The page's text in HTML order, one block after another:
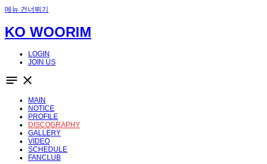
메뉴 건너뛰기
KO WOORIM
LOGIN
JOIN US
notes close
MAIN
NOTICE
PROFILE
DISCOGRAPHY
GALLERY
VIDEO
SCHEDULE
FANCLUB